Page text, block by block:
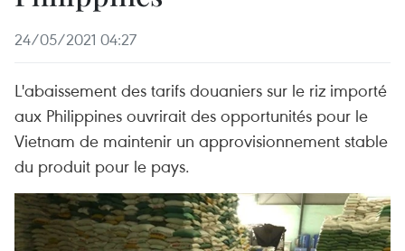
24/05/2021 04:27
L'abaissement des tarifs douaniers sur le riz importé
aux Philippines ouvrirait des opportunités pour le
Vietnam de maintenir un approvisionnement stable
du produit pour le pays.